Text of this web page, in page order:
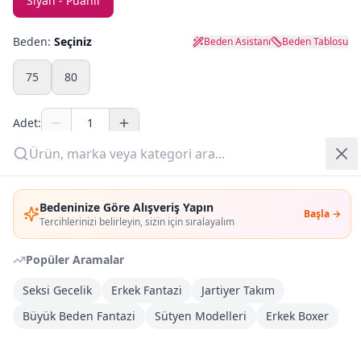
Bedeninize Göre Alışveriş Yapın
Tercihlerinizi belirleyin, sizin için sıralayalım
Başla →
Popüler Aramalar
Seksi Gecelik
Erkek Fantazi
Jartiyer Takım
Büyük Beden Fantazi
Sütyen Modelleri Erkek Boxer
Yazlık Pijama
Kampanyalar
Yeni Gelenler
OUTLET
Giriş Yap
Üye Ol
Beden: Seçiniz Beden Asistanı Beden Tablosu
75 80
Adet:
Sepete Ekle
Şimdi Al
DHL Kargoya Teslim
Bayram tatili sonrasında kargolanacaktır
Kargo Bedava